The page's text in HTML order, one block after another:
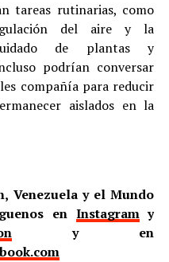
tareas rutinarias, como
del aire y la
de plantas y
podrían conversar
compañía para reducir
aislados en la
Venezuela y el Mundo
en Instagramy
y en